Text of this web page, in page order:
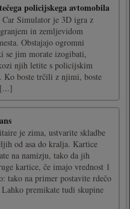
policijskega avtomobila
Simulator je 3D igra z
in zemljevidom
Obstajajo ogromni
se jim morate izogibati,
njih letite s policijskim
Ko boste trčili z njimi, boste
je zima, ustvarite skladbe
od asa do kralja. Kartice
na namizju, tako da jih
kartice, če imajo vrednost 1
tako na primer postavite rdečo
premikate tudi skupine